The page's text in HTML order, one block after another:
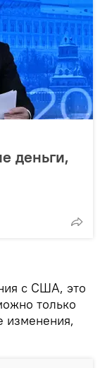
деньги,
с США, это
только
изменения,